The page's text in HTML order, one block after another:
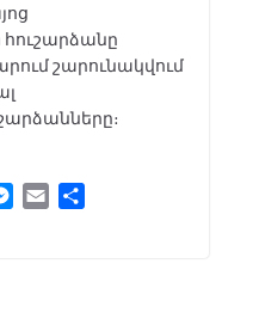
շարունակվում
M